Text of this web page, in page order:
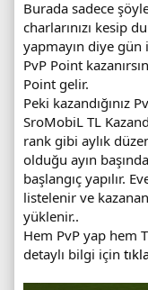
Burada sadece
charlarınızı kesip
yapmayın diye
PvP Point
Point gelir.
Peki kazandığınız
SroMobiL TL
rank gibi aylık
olduğu ayın
başlangıç yapılır.
listelenir ve
yüklenir..
Hem PvP yap hem
detaylı bilgi için